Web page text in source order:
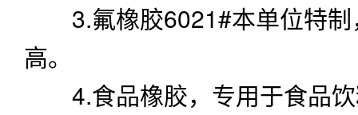
3.氟橡胶6021#本单位特制
高。
4.食品橡胶，专用于食品饮